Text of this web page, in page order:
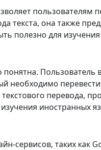
пользователям
текста, она также
полезно для
Пользователь
необходимо
перевода,
иностранных
сервисов, таких как